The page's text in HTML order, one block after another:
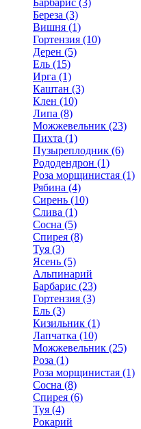
Барбарис (3)
Береза (3)
Вишня (1)
Гортензия (10)
Дерен (5)
Ель (15)
Ирга (1)
Каштан (3)
Клен (10)
Липа (8)
Можжевельник (23)
Пихта (1)
Пузыреплодник (6)
Рододендрон (1)
Роза морщинистая (1)
Рябина (4)
Сирень (10)
Слива (1)
Сосна (5)
Спирея (8)
Туя (3)
Ясень (5)
Альпинарий
Барбарис (23)
Гортензия (3)
Ель (3)
Кизильник (1)
Лапчатка (10)
Можжевельник (25)
Роза (1)
Роза морщинистая (1)
Сосна (8)
Спирея (6)
Туя (4)
Рокарий